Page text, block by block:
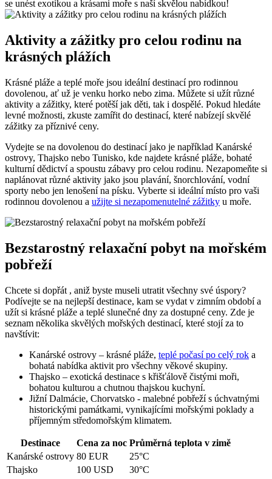
se‍ unést exotikou a krásami moře s naší skvělou nabídkou!
Aktivity a zážitky pro celou rodinu‌ na
krásných⁢ plážích
Krásné pláže a teplé ⁤moře ​jsou ideální destinací pro⁣ rodinnou
dovolenou, ať už je venku horko nebo ‌zima.⁤ Můžete ⁤si užít různé
aktivity a zážitky, které potěší⁢ jak děti, tak i dospělé. ⁤Pokud hledáte
levné možnosti,⁢ zkuste zamířit do destinací,‌ které nabízejí‌ skvělé
⁤zážitky ⁢za příznivé ceny.
Vydejte se na ⁢dovolenou‌ do destinací jako je například Kanárské
ostrovy, ‍Thajsko nebo Tunisko, ⁣kde najdete krásné pláže, bohaté
kulturní⁤ dědictví ‍a spoustu zábavy pro⁣ celou ​rodinu. Nezapomeňte si
naplánovat různé aktivity jako jsou plavání, šnorchlování,​ vodní
sporty ⁣nebo jen ⁤lenošení na písku. Vyberte si‍ ideální‍ místo ⁤pro vaši
rodinnou dovolenou a užijte si nezapomenutelné zážitky u moře.
Bezstarostný relaxační pobyt na mořském
⁣pobřeží
Chcete si dopřát ,‍ aniž byste museli ‌utratit‌ všechny⁣ své úspory?
Podívejte se na nejlepší⁣ destinace, kam ⁢se vydat‍ v zimním období ⁢a
užít si krásné pláže​ a teplé slunečné dny⁤ za dostupné ⁢ceny. Zde je
seznam několika skvělých ⁣mořských destinací, které stojí ‍za to
navštívit:
Kanárské ostrovy – krásné pláže, teplé počasí po celý rok a
bohatá‌ nabídka aktivit pro všechny věkové skupiny.
Thajsko⁤ – exotická destinace s křišťálově čistými moři,
bohatou kulturou ‍a chutnou thajskou kuchyní.
Jižní Dalmácie, Chorvatsko -​ malebné pobřeží ⁤s úchvatnými
historickými památkami, vynikajícími mořskými poklady a
‍příjemným středomořským klimatem.
Destinace Cena ⁣za noc Průměrná teplota v zimě
Kanárské ostrovy 80 EUR
25°C
Thajsko
100 USD
30°C